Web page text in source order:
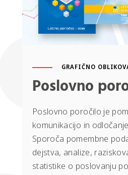
GRAFIČNO
Poslovno
Poslovno poročilo je
komunikacijo in
Sporoča pomembne
dejstva, analize,
statistike o poslovanju